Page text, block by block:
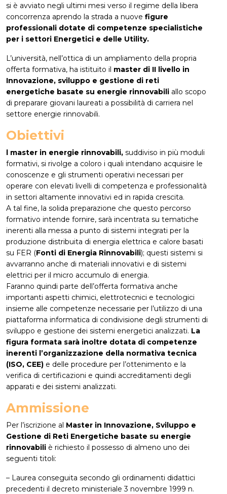
si è avviato negli ultimi mesi verso il regime della libera
concorrenza aprendo la strada a nuove figure
professionali dotate di competenze specialistiche
per i settori Energetici e delle Utility.
L’università, nell’ottica di un ampliamento della propria
offerta formativa, ha istituito il master di II livello in
Innovazione, sviluppo e gestione di reti
energetiche basate su energie rinnovabili allo scopo
di preparare giovani laureati a possibilità di carriera nel
settore energie rinnovabili.
Obiettivi
l master in energie rinnovabili, suddiviso in più moduli
formativi, si rivolge a coloro i quali intendano acquisire le
conoscenze e gli strumenti operativi necessari per
operare con elevati livelli di competenza e professionalità
in settori altamente innovativi ed in rapida crescita.
A tal fine, la solida preparazione che questo percorso
formativo intende fornire, sarà incentrata su tematiche
inerenti alla messa a punto di sistemi integrati per la
produzione distribuita di energia elettrica e calore basati
su FER (Fonti di Energia Rinnovabili); questi sistemi si
avvarranno anche di materiali innovativi e di sistemi
elettrici per il micro accumulo di energia.
Faranno quindi parte dell’offerta formativa anche
importanti aspetti chimici, elettrotecnici e tecnologici
insieme alle competenze necessarie per l’utilizzo di una
piattaforma informatica di condivisione degli strumenti di
sviluppo e gestione dei sistemi energetici analizzati. La
figura formata sarà inoltre dotata di competenze
inerenti l’organizzazione della normativa tecnica
(ISO, CEE) e delle procedure per l’ottenimento e la
verifica di certificazioni e quindi accreditamenti degli
apparati e dei sistemi analizzati.
Ammissione
Per l’iscrizione al Master in Innovazione, Sviluppo e
Gestione di Reti Energetiche basate su energie
rinnovabili è richiesto il possesso di almeno uno dei
seguenti titoli:
– Laurea conseguita secondo gli ordinamenti didattici
precedenti il decreto ministeriale 3 novembre 1999 n.